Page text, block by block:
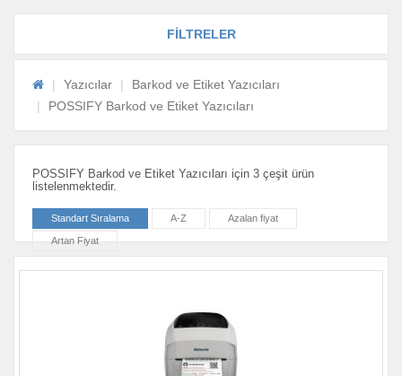
FİLTRELER
Yazıcılar
Barkod ve Etiket Yazıcıları
POSSIFY Barkod ve Etiket Yazıcıları
POSSIFY Barkod ve Etiket Yazıcıları için 3 çeşit ürün
listelenmektedir.
Standart Sıralama A-Z Azalan fiyat
Artan Fiyat